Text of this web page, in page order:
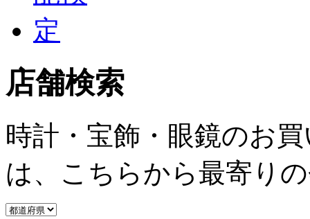
店舗検索
時計・宝飾・眼鏡のお
は、こちらから最寄り